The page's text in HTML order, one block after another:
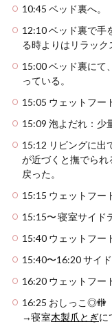
10:45 ベッド裏へ。
12:10 ベッド裏で手
る時よりはリラック
15:00 ベッド裏にて
っている。
15:05 ウェットフー
15:09 泡よだれ：少
15:12 リビングに出
が近づくと撫でら
戻った。
15:15 ウェットフー
15:15〜 寝室サイド
15:40 ウェットフー
15:40〜16:20 サイ
16:20 ウェットフー
16:25 おしっこ◎🚻
→寝室木製爪とぎに